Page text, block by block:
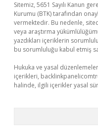
Sitemiz, 5651 Sayılı Kanun
Kurumu (BTK) tarafından
vermektedir. Bu nedenle,
veya araştırma
yazdıkları içeriklerin
bu sorumluluğu kabul etmiş
Hukuka ve yasal
içerikleri,
halinde, ilgili içerikler yasal